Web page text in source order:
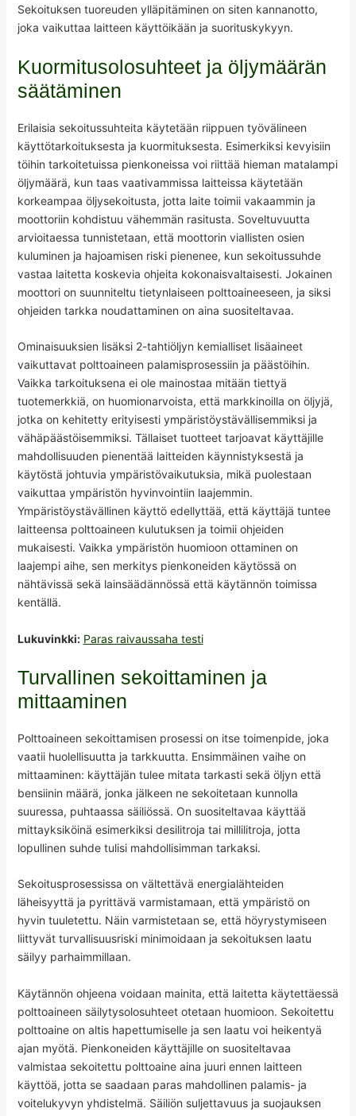
Sekoituksen tuoreuden ylläpitäminen on siten kannanotto,
joka vaikuttaa laitteen käyttöikään ja suorituskykyyn.
Kuormitusolosuhteet ja öljymäärän
säätäminen
Erilaisia sekoitussuhteita käytetään riippuen työvälineen
käyttötarkoituksesta ja kuormituksesta. Esimerkiksi kevyisiin
töihin tarkoitetuissa pienkoneissa voi riittää hieman matalampi
öljymäärä, kun taas vaativammissa laitteissa käytetään
korkeampaa öljysekoitusta, jotta laite toimii vakaammin ja
moottoriin kohdistuu vähemmän rasitusta. Soveltuvuutta
arvioitaessa tunnistetaan, että moottorin viallisten osien
kuluminen ja hajoamisen riski pienenee, kun sekoitussuhde
vastaa laitetta koskevia ohjeita kokonaisvaltaisesti. Jokainen
moottori on suunniteltu tietynlaiseen polttoaineeseen, ja siksi
ohjeiden tarkka noudattaminen on aina suositeltavaa.
Ominaisuuksien lisäksi 2-tahtiöljyn kemialliset lisäaineet
vaikuttavat polttoaineen palamisprosessiin ja päästöihin.
Vaikka tarkoituksena ei ole mainostaa mitään tiettyä
tuotemerkkiä, on huomionarvoista, että markkinoilla on öljyjä,
jotka on kehitetty erityisesti ympäristöystävällisemmiksi ja
vähäpäästöisemmiksi. Tällaiset tuotteet tarjoavat käyttäjille
mahdollisuuden pienentää laitteiden käynnistyksestä ja
käytöstä johtuvia ympäristövaikutuksia, mikä puolestaan
vaikuttaa ympäristön hyvinvointiin laajemmin.
Ympäristöystävällinen käyttö edellyttää, että käyttäjä tuntee
laitteensa polttoaineen kulutuksen ja toimii ohjeiden
mukaisesti. Vaikka ympäristön huomioon ottaminen on
laajempi aihe, sen merkitys pienkoneiden käytössä on
nähtävissä sekä lainsäädännössä että käytännön toimissa
kentällä.
Lukuvinkki: Paras raivaussaha testi
Turvallinen sekoittaminen ja
mittaaminen
Polttoaineen sekoittamisen prosessi on itse toimenpide, joka
vaatii huolellisuutta ja tarkkuutta. Ensimmäinen vaihe on
mittaaminen: käyttäjän tulee mitata tarkasti sekä öljyn että
bensiinin määrä, jonka jälkeen ne sekoitetaan kunnolla
suuressa, puhtaassa säiliössä. On suositeltavaa käyttää
mittayksiköinä esimerkiksi desilitroja tai millilitroja, jotta
lopullinen suhde tulisi mahdollisimman tarkaksi.
Sekoitusprosessissa on vältettävä energialähteiden
läheisyyttä ja pyrittävä varmistamaan, että ympäristö on
hyvin tuuletettu. Näin varmistetaan se, että höyrystymiseen
liittyvät turvallisuusriski minimoidaan ja sekoituksen laatu
säilyy parhaimmillaan.
Käytännön ohjeena voidaan mainita, että laitetta käytettäessä
polttoaineen säilytysolosuhteet otetaan huomioon. Sekoitettu
polttoaine on altis hapettumiselle ja sen laatu voi heikentyä
ajan myötä. Pienkoneiden käyttäjille on suositeltavaa
valmistaa sekoitettu polttoaine aina juuri ennen laitteen
käyttöä, jotta se saadaan paras mahdollinen palamis- ja
voitelukyvyn yhdistelmä. Säiliön suljettavuus ja suojauksen